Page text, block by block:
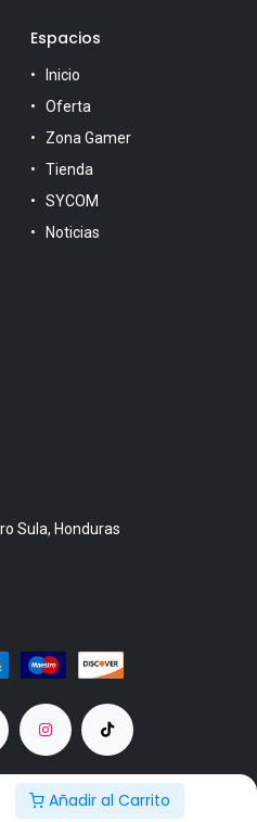
Añadir al Carrito
Espacios
Inicio
Oferta
Zona Gamer
Tienda
SYCOM
Noticias
Sula, Honduras